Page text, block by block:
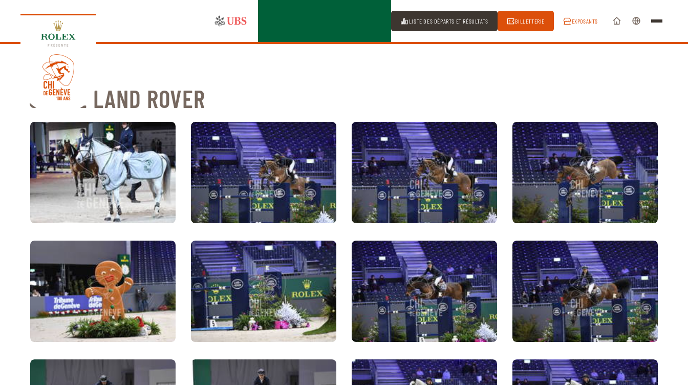
PRÉSENTE
LISTE DES DÉPARTS ET RÉSULTATS BILLETTERIE EXPOSANTS
PROGRAMME
NEWS
NEWS
CAVALIERS & MENEURS
CAVALIERS & MENEURS
EXPOSANTS
INFOS PRATIQUES
INFOS PRATIQUES
SPONSORS
Jeudi, 17 Septembre 2026
COUPE LAND ROVER